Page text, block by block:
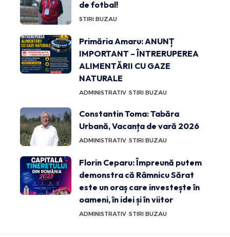
de fotbal!
STIRI BUZAU
Primăria Amaru: ANUNȚ
IMPORTANT – ÎNTRERUPEREA
ALIMENTĂRII CU GAZE
NATURALE
ADMINISTRATIV STIRI BUZAU
Constantin Toma: Tabăra
Urbană, Vacanța de vară 2026
ADMINISTRATIV STIRI BUZAU
Florin Ceparu: Împreună putem
demonstra că Râmnicu Sărat
este un oraș care investește în
oameni, în idei și în viitor
ADMINISTRATIV STIRI BUZAU